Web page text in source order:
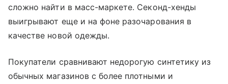
сложно найти в масс-маркете. Секонд-хенды
выигрывают еще и на фоне разочарования в
качестве новой одежды.
Покупатели сравнивают недорогую синтетику из
обычных магазинов с более плотными и